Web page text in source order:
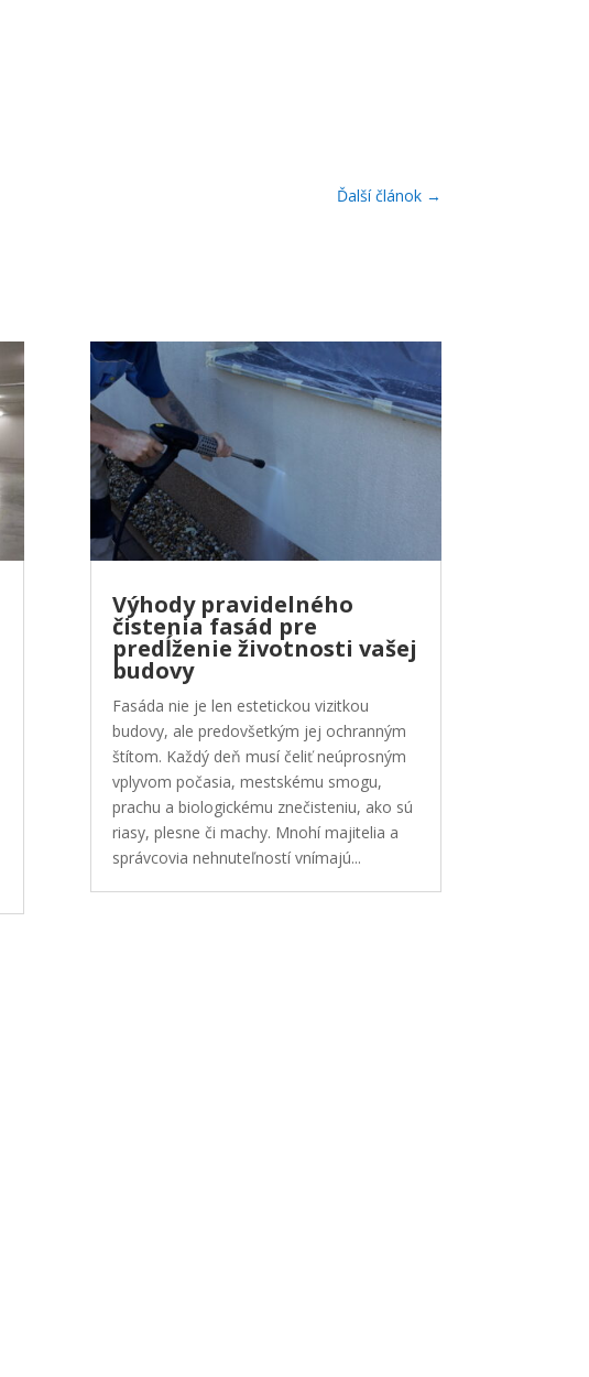
Ďalší článok→
Výhody pravidelného
čistenia fasád pre
predĺženie životnosti vašej
budovy
Fasáda nie je len estetickou vizitkou
budovy, ale predovšetkým jej ochranným
štítom. Každý deň musí čeliť neúprosným
vplyvom počasia, mestskému smogu,
prachu a biologickému znečisteniu, ako sú
riasy, plesne či machy. Mnohí majitelia a
správcovia nehnuteľností vnímajú...